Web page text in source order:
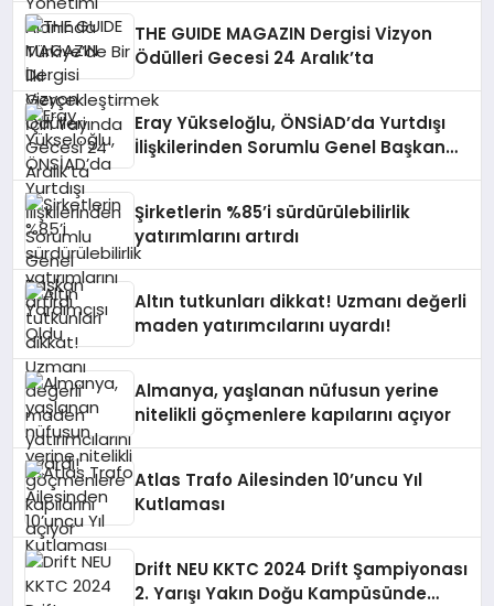
THE GUIDE MAGAZIN Dergisi Vizyon
Ödülleri Gecesi 24 Aralık’ta
Eray Yükseloğlu, ÖNSİAD’da Yurtdışı
İlişkilerinden Sorumlu Genel Başkan
Şirketlerin %85’i sürdürülebilirlik
yatırımlarını artırdı
Altın tutkunları dikkat! Uzmanı değerli
maden yatırımcılarını uyardı!
Almanya, yaşlanan nüfusun yerine
nitelikli göçmenlere kapılarını açıyor
Atlas Trafo Ailesinden 10’uncu Yıl
Kutlaması
Drift NEU KKTC 2024 Drift Şampiyonası
2. Yarışı Yakın Doğu Kampüsünde